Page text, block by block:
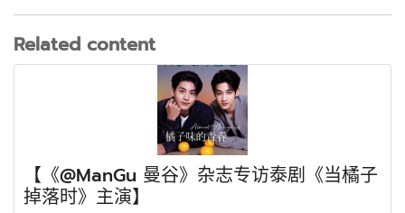
Related content
【《@ManGu 曼谷》杂志专访泰剧《当橘子
掉落时》主演】